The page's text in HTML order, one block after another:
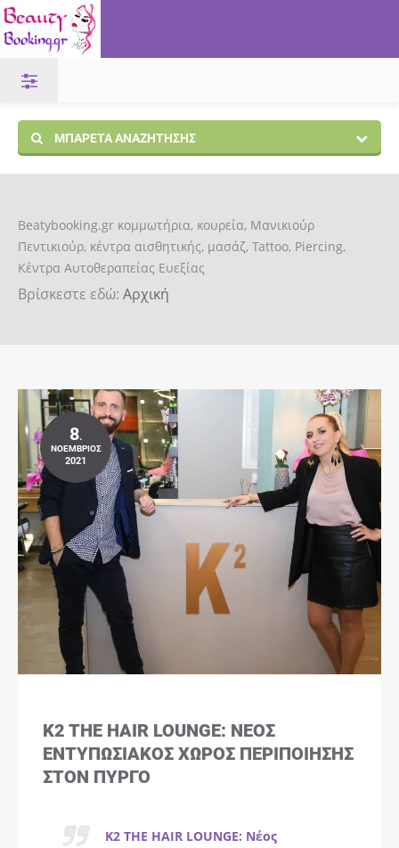
ΜΠΑΡΈΤΑ ΑΝΑΖΉΤΗΣΗΣ
Beatybooking.gr κομμωτήρια, κουρεία, Μανικιούρ
Πεντικιούρ, κέντρα αισθητικής, μασάζ, Tattoo, Piercing,
Κέντρα Αυτοθεραπείας Ευεξίας
Βρίσκεστε εδώ: Αρχική
8.
ΝΟΈΜΒΡΙΟΣ
2021
K2 THE HAIR LOUNGE: ΝΈΟΣ
ΕΝΤΥΠΩΣΙΑΚΌΣ ΧΏΡΟΣ ΠΕΡΙΠΟΊΗΣΗΣ
ΣΤΟΝ ΠΎΡΓΟ
K2 THE HAIR LOUNGE: Νέος